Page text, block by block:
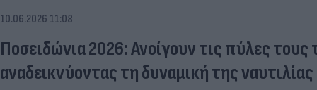
10.06.2026 11:08
Ποσειδώνια 2026: Ανοίγουν τις πύλες τους
αναδεικνύοντας τη δυναμική της ναυτιλίας